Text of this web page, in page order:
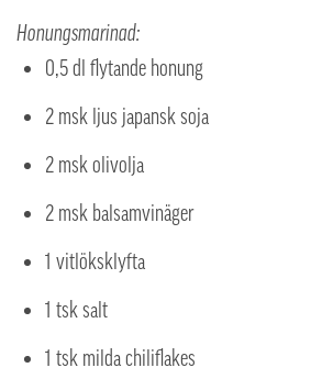
Honungsmarinad:
0,5 dl flytande honung
2 msk ljus japansk soja
2 msk olivolja
2 msk balsamvinäger
1 vitlöksklyfta
1 tsk salt
1 tsk milda chiliflakes